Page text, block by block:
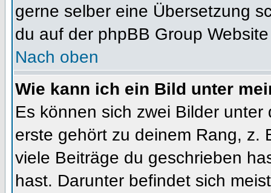
gerne selber eine Übersetzung
du auf der phpBB Group
Nach oben
Wie kann ich ein Bild unter
Es können sich zwei Bilder
erste gehört zu deinem Rang, z.
viele Beiträge du geschrieben
hast. Darunter befindet sich